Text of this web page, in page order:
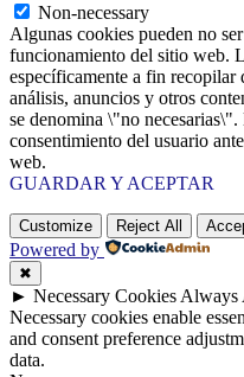
Non-necessary
Algunas cookies pueden no
funcionamiento del sitio web.
específicamente a fin recopilar
análisis, anuncios y otros
se denomina \"no
consentimiento del usuario
web.
GUARDAR Y ACEPTAR
Customize Reject All
Powered by
✖
► Necessary Cookies Always
Necessary cookies enable
and consent preference
data.